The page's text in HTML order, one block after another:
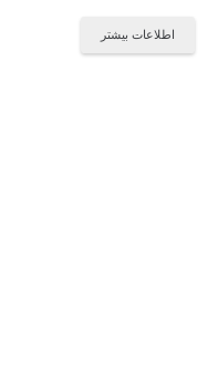
اطلاعات بیشتر